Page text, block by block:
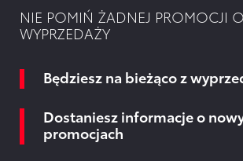
NIE POMIŃ ŻADNEJ PROMOCJI
WYPRZEDAŻY
Będziesz na bieżąco z
Dostaniesz informacje o
promocjach